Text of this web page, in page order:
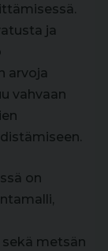
ja
arvoja
vahvaan
on
metsän